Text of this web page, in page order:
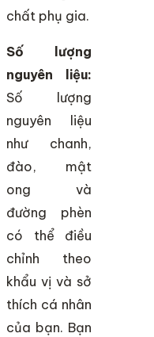
chất phụ gia.
Số lượng
nguyên liệu:
Số lượng
nguyên liệu
như chanh,
đào, mật
ong và
đường phèn
có thể điều
chỉnh theo
khẩu vị và sở
thích cá nhân
của bạn. Bạn